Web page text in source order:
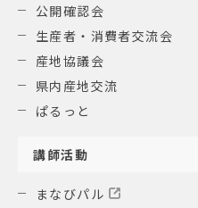
公開確認会
生産者・消費者交流会
産地協議会
県内産地交流
ぱるっと
講師活動
まなびパル